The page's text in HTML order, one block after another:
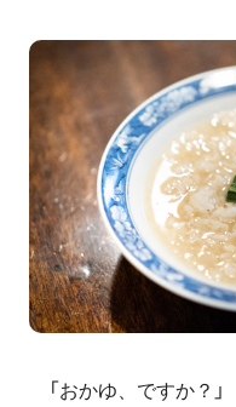
「おかゆ、ですか？」